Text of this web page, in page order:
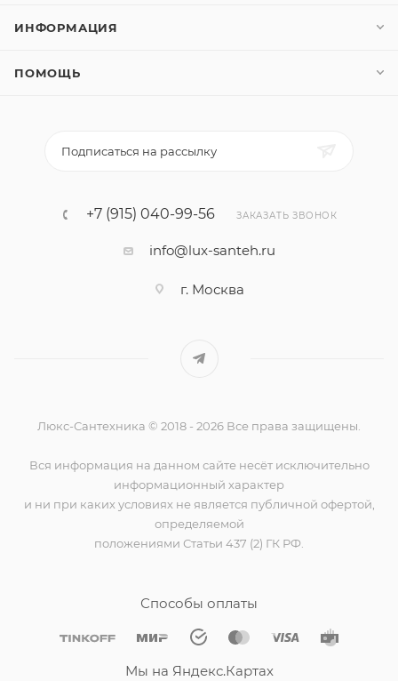
ИНФОРМАЦИЯ
ПОМОЩЬ
Подписаться на рассылку
+7 (915) 040-99-56 ЗАКАЗАТЬ ЗВОНОК
info@lux-santeh.ru
г. Москва
Люкс-Сантехника © 2018 - 2026 Все права защищены.
Вся информация на данном сайте несёт исключительно
информационный характер
и ни при каких условиях не является публичной офертой,
определяемой
положениями Статьи 437 (2) ГК РФ.
Способы оплаты
Мы на Яндекс.Картах